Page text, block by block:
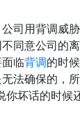
司用背调威
同意公司的
临背调的时
法确保的，
坏话的时候